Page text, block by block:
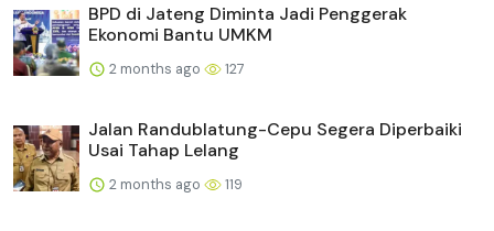
BPD di Jateng Diminta Jadi Penggerak
Ekonomi Bantu UMKM
2 months ago 127
Jalan Randublatung-Cepu Segera Diperbaiki
Usai Tahap Lelang
2 months ago 119